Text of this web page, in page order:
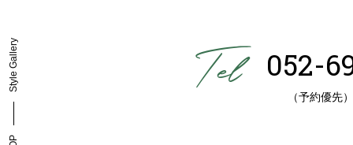
Style Gallery 052-
（予約優先）